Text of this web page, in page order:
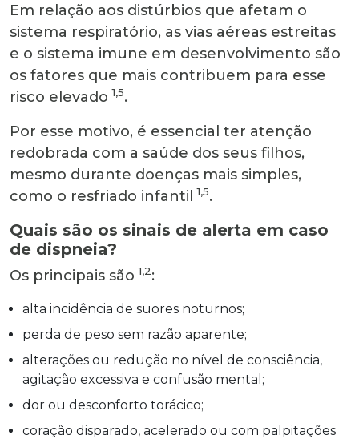
Em relação aos distúrbios que afetam o
sistema respiratório, as vias aéreas estreitas
e o sistema imune em desenvolvimento são
os fatores que mais contribuem para esse
risco elevado 1,5.
Por esse motivo, é essencial ter atenção
redobrada com a saúde dos seus filhos,
mesmo durante doenças mais simples,
como o resfriado infantil 1,5.
Quais são os sinais de alerta em caso
de dispneia?
Os principais são 1,2:
alta incidência de suores noturnos;
perda de peso sem razão aparente;
alterações ou redução no nível de consciência,
agitação excessiva e confusão mental;
dor ou desconforto torácico;
coração disparado, acelerado ou com palpitações